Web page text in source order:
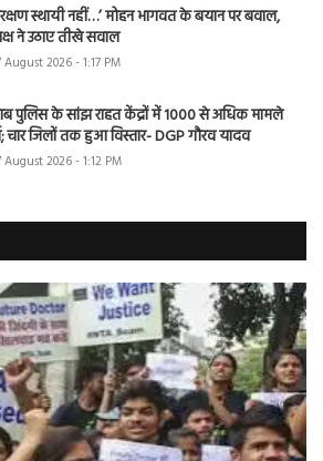
स्थायी नहीं…’ मोहन भागवत के बयान पर बवाल,
ने उठाए तीखे सवाल
August 2026 - 1:17 PM
पुलिस के सांझ राहत केंद्रों में 1000 से अधिक मामले
चार जिलों तक हुआ विस्तार- DGP गौरव यादव
August 2026 - 1:12 PM